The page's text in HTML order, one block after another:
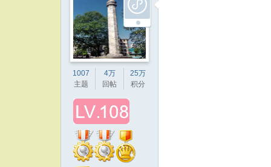
1007
主题
4万
回帖
25万
积分